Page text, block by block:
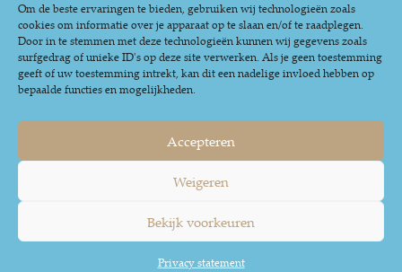
Om de beste ervaringen te bieden, gebruiken wij technologieën zoals
cookies om informatie over je apparaat op te slaan en/of te raadplegen.
Door in te stemmen met deze technologieën kunnen wij gegevens zoals
surfgedrag of unieke ID's op deze site verwerken. Als je geen toestemming
geeft of uw toestemming intrekt, kan dit een nadelige invloed hebben op
bepaalde functies en mogelijkheden.
Accepteren
Weigeren
Bekijk voorkeuren
Privacy statement